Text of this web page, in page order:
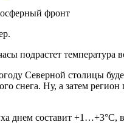
подрастет температура
Северной столицы
снега. Ну, а затем
днем составит